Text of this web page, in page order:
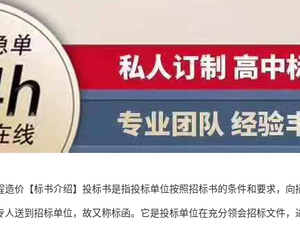
造价【标书介绍】投标书是指投标单位按照招标书的条件和要求，向
人送到招标单位，故又称标函。它是投标单位在充分领会招标文件